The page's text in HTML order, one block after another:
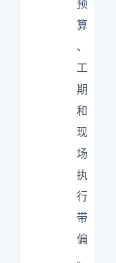
预
算
、
工
期
和
现
场
执
行
带
偏
。